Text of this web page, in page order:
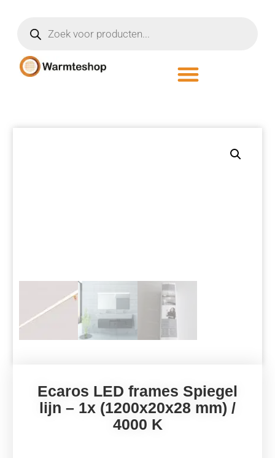
Ecaros LED frames Spiegel
lijn – 1x (1200x20x28 mm) /
4000 K